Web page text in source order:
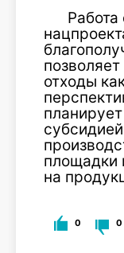
Работа
отходы
площадки
на
0 0